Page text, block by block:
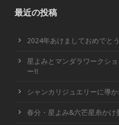
最近の投稿
2024年あけましておめでと
星よみとマンダラワークシ
ー!!
シャンカリジュエリーに導か
春分・星よみ&六芒星糸かけ